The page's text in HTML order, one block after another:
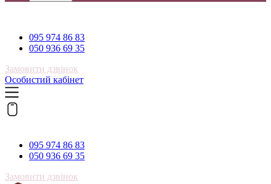
095 974 86 83
050 936 69 35
Замовити дзвінок
Особистий кабінет
095 974 86 83
050 936 69 35
Замовити дзвінок